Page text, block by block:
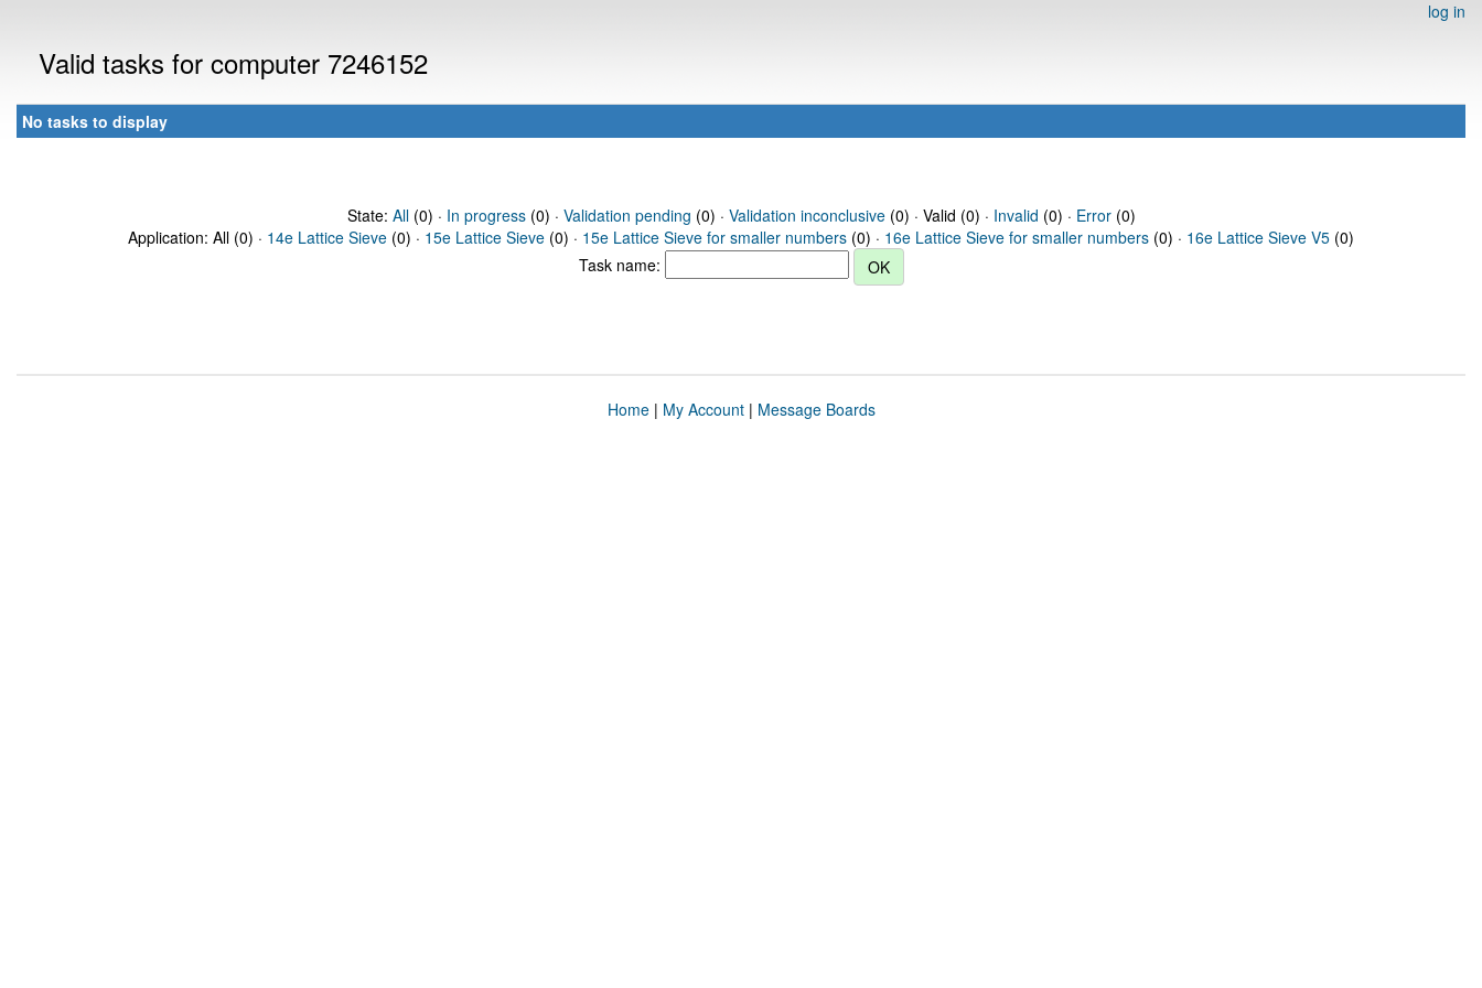
log in
Valid tasks for computer 7246152
No tasks to display
State: All(0) · In progress(0) · Validation pending (0) · Validation inconclusive(0) · Valid (0) · Invalid (0) · Error(0)
Application: All (0) · 14e Lattice Sieve (0) · 15e Lattice Sieve (0) · 15e Lattice Sieve for smaller numbers (0) · 16e Lattice Sieve for smaller numbers (0) · 16e Lattice Sieve V5 (0)
Task name:
Home| My Account| Message Boards